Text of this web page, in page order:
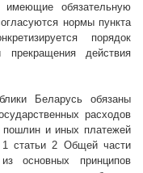
имеющие обязательную
нормы пункта
порядок
прекращения действия
Беларусь обязаны
расходов
пошлин и иных платежей
статьи 2 Общей части
основных принципов